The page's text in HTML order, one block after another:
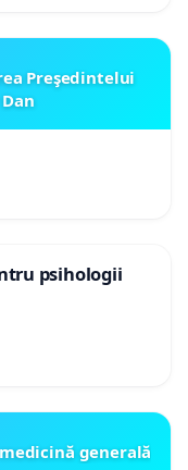
Preşedintelui
psihologii
generală